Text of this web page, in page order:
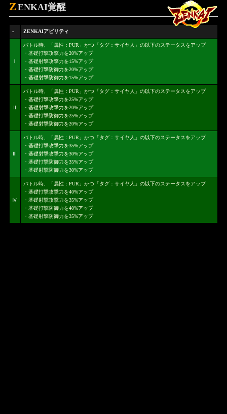
ZENKAI覚醒
- ZENKAIアビリティ
Ⅰ
バトル時、「属性：PUR」かつ「タグ：サイヤ人」の以下のステータスをアップ
・基礎打撃攻撃力を20%アップ
・基礎射撃攻撃力を15%アップ
・基礎打撃防御力を20%アップ
・基礎射撃防御力を15%アップ
Ⅱ
バトル時、「属性：PUR」かつ「タグ：サイヤ人」の以下のステータスをアップ
・基礎打撃攻撃力を25%アップ
・基礎射撃攻撃力を20%アップ
・基礎打撃防御力を25%アップ
・基礎射撃防御力を20%アップ
Ⅲ
バトル時、「属性：PUR」かつ「タグ：サイヤ人」の以下のステータスをアップ
・基礎打撃攻撃力を35%アップ
・基礎射撃攻撃力を30%アップ
・基礎打撃防御力を35%アップ
・基礎射撃防御力を30%アップ
Ⅳ
バトル時、「属性：PUR」かつ「タグ：サイヤ人」の以下のステータスをアップ
・基礎打撃攻撃力を40%アップ
・基礎射撃攻撃力を35%アップ
・基礎打撃防御力を40%アップ
・基礎射撃防御力を35%アップ